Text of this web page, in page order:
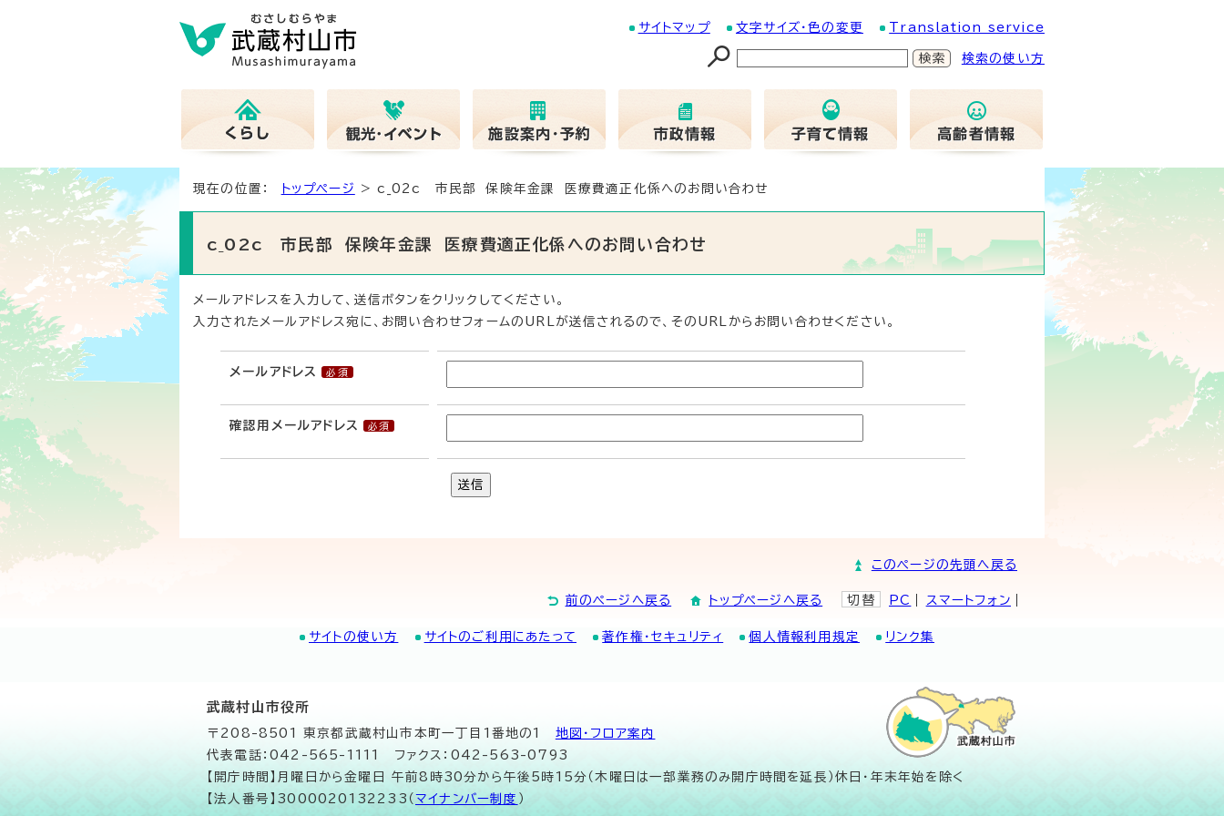
サイトマップ 文字サイズ・色の変更 Translation service
検索の使い方
現在の位置： トップページ > c_02c 市民部 保険年金課 医療費適正化係へのお問い合わせ
c_02c 市民部 保険年金課 医療費適正化係へのお問い合わせ
メールアドレスを入力して、送信ボタンをクリックしてください。
入力されたメールアドレス宛に、お問い合わせフォームのURLが送信されるので、そのURLからお問い合わせください。
メールアドレス
確認用メールアドレス
送信
このページの先頭へ戻る
前のページへ戻る トップページへ戻る 切替 PC スマートフォン
サイトの使い方 サイトのご利用にあたって 著作権・セキュリティ 個人情報利用規定 リンク集
武蔵村山市役所
〒208-8501 東京都武蔵村山市本町一丁目1番地の1 地図･フロア案内
代表電話：042-565-1111 ファクス：042-563-0793
【開庁時間】月曜日から金曜日 午前8時30分から午後5時15分（木曜日は一部業務のみ開庁時間を延長）休日・年末年始を除く
【法人番号】3000020132233（ マイナンバー制度 ）